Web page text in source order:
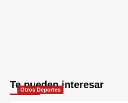
Te pueden interesar
Otros Deportes